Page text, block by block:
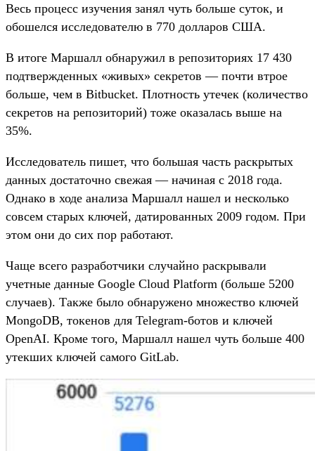
Весь процесс изучения занял чуть больше суток, и
обошелся исследователю в 770 долларов США.
В итоге Маршалл обнаружил в репозиториях 17 430
подтвержденных «живых» секретов — почти втрое
больше, чем в Bitbucket. Плотность утечек (количество
секретов на репозиторий) тоже оказалась выше на
35%.
Исследователь пишет, что большая часть раскрытых
данных достаточно свежая — начиная с 2018 года.
Однако в ходе анализа Маршалл нашел и несколько
совсем старых ключей, датированных 2009 годом. При
этом они до сих пор работают.
Чаще всего разработчики случайно раскрывали
учетные данные Google Cloud Platform (больше 5200
случаев). Также было обнаружено множество ключей
MongoDB, токенов для Telegram-ботов и ключей
OpenAI. Кроме того, Маршалл нашел чуть больше 400
утекших ключей самого GitLab.